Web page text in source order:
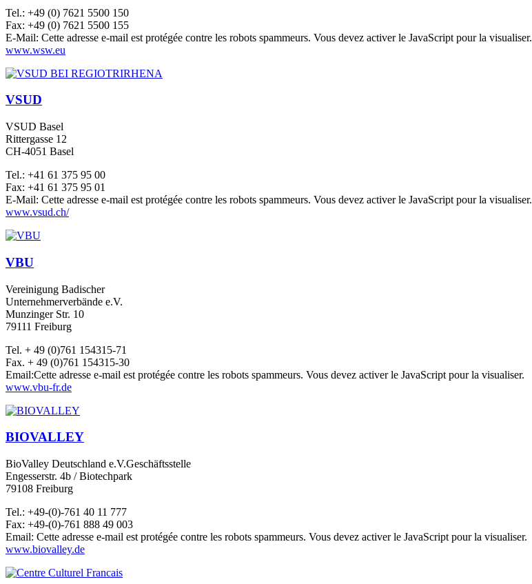
Tel.: +49 (0) 7621 5500 150
Fax: +49 (0) 7621 5500 155
E-Mail: Cette adresse e-mail est protégée contre les robots spammeurs. Vous devez activer le JavaScript pour la visualiser.
www.wsw.eu
VSUD
VSUD Basel
Rittergasse 12
CH-4051 Basel
Tel.: +41 61 375 95 00
Fax: +41 61 375 95 01
E-Mail: Cette adresse e-mail est protégée contre les robots spammeurs. Vous devez activer le JavaScript pour la visualiser.
www.vsud.ch/
VBU
Vereinigung Badischer
Unternehmerverbände e.V.
Munzinger Str. 10
79111 Freiburg
Tel. + 49 (0)761 154315-71
Fax. + 49 (0)761 154315-30
Email:Cette adresse e-mail est protégée contre les robots spammeurs. Vous devez activer le JavaScript pour la visualiser.
www.vbu-fr.de
BIOVALLEY
BioValley Deutschland e.V.Geschäftsstelle
Engesserstr. 4b / Biotechpark
79108 Freiburg
Tel.: +49-(0)-761 40 11 777
Fax: +49-(0)-761 888 49 003
Email: Cette adresse e-mail est protégée contre les robots spammeurs. Vous devez activer le JavaScript pour la visualiser.
www.biovalley.de